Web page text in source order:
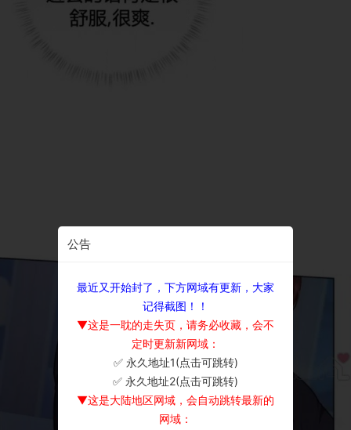
公告
最近又开始封了，下方网域有更新，大家
记得截图！！
▼这是一耽的走失页，请务必收藏，会不
定时更新新网域：
✅ 永久地址1(点击可跳转)
✅ 永久地址2(点击可跳转)
▼这是大陆地区网域，会自动跳转最新的
网域：